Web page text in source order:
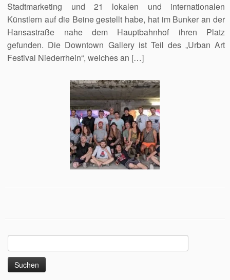
Stadtmarketing und 21 lokalen und internationalen
Künstlern auf die Beine gestellt habe, hat im Bunker an der
Hansastraße nahe dem Hauptbahnhof ihren Platz
gefunden. Die Downtown Gallery ist Teil des „Urban Art
Festival Niederrhein“, welches an […]
nach: